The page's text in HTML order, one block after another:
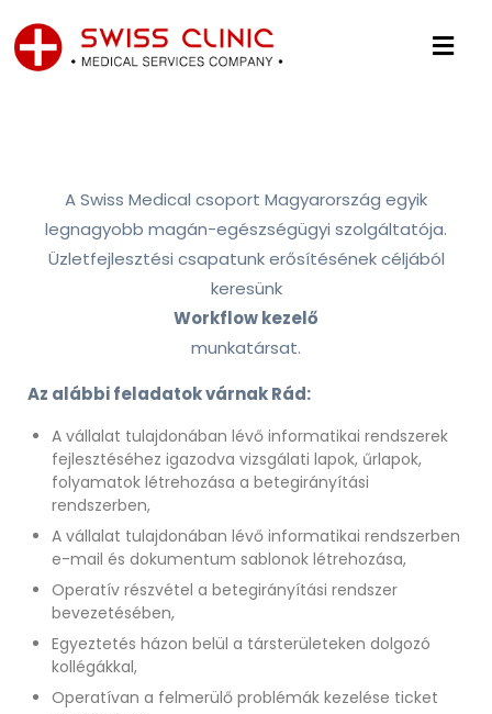
A Swiss Medical csoport Magyarország egyik
legnagyobb magán-egészségügyi szolgáltatója.
Üzletfejlesztési csapatunk erősítésének céljából
keresünk
Workflow kezelő
munkatársat.
Az alábbi feladatok várnak Rád:
A vállalat tulajdonában lévő informatikai rendszerek
fejlesztéséhez igazodva vizsgálati lapok, űrlapok,
folyamatok létrehozása a betegirányítási
rendszerben,
A vállalat tulajdonában lévő informatikai rendszerben
e-mail és dokumentum sablonok létrehozása,
Operatív részvétel a betegirányítási rendszer
bevezetésében,
Egyeztetés házon belül a társterületeken dolgozó
kollégákkal,
Operatívan a felmerülő problémák kezelése ticket